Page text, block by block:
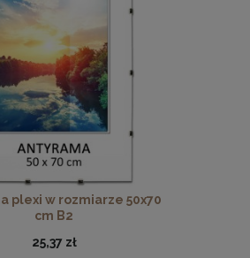
plexi w rozmiarze 50x70
cm B2
25,37 zł